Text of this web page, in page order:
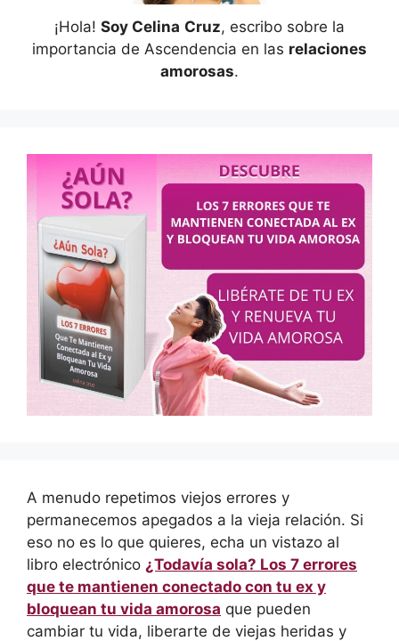
¡Hola! Soy Celina Cruz, escribo sobre la
importancia de Ascendencia en las relaciones
amorosas.
A menudo repetimos viejos errores y
permanecemos apegados a la vieja relación. Si
eso no es lo que quieres, echa un vistazo al
libro electrónico ¿Todavía sola? Los 7 errores
que te mantienen conectado con tu ex y
bloquean tu vida amorosa que pueden
cambiar tu vida, liberarte de viejas heridas y